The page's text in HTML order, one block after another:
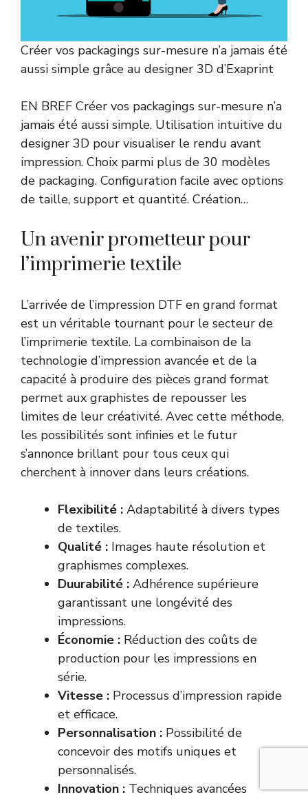
Créer vos packagings sur-mesure n’a jamais été
aussi simple grâce au designer 3D d’Exaprint
EN BREF Créer vos packagings sur-mesure n’a
jamais été aussi simple. Utilisation intuitive du
designer 3D pour visualiser le rendu avant
impression. Choix parmi plus de 30 modèles
de packaging. Configuration facile avec options
de taille, support et quantité. Création…
Un avenir prometteur pour
l’imprimerie textile
L’arrivée de l’impression DTF en grand format
est un véritable tournant pour le secteur de
l’imprimerie textile. La combinaison de la
technologie d’impression avancée et de la
capacité à produire des pièces grand format
permet aux graphistes de repousser les
limites de leur créativité. Avec cette méthode,
les possibilités sont infinies et le futur
s’annonce brillant pour tous ceux qui
cherchent à innover dans leurs créations.
Flexibilité : Adaptabilité à divers types
de textiles.
Qualité : Images haute résolution et
graphismes complexes.
Duurabilité : Adhérence supérieure
garantissant une longévité des
impressions.
Économie : Réduction des coûts de
production pour les impressions en
série.
Vitesse : Processus d’impression rapide
et efficace.
Personnalisation : Possibilité de
concevoir des motifs uniques et
personnalisés.
Innovation : Techniques avancées